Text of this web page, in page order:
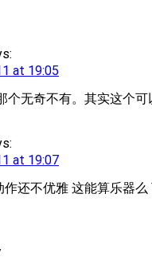
at 19:05
个无奇不有。其实这个可
at 19:07
作还不优雅 这能算乐器么